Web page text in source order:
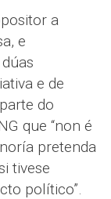
a
e
e de
do
que “non é
pretenda
tivese
político”.